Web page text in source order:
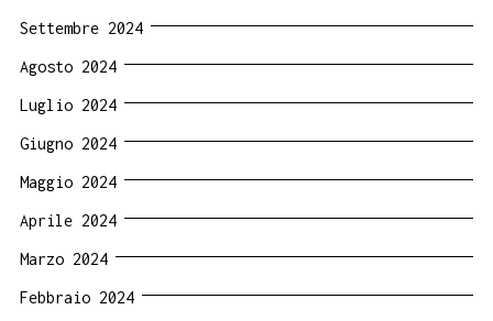
Settembre 2024
Agosto 2024
Luglio 2024
Giugno 2024
Maggio 2024
Aprile 2024
Marzo 2024
Febbraio 2024